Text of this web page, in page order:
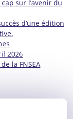
cap sur l’avenir du
d’une édition
2026
la FNSEA